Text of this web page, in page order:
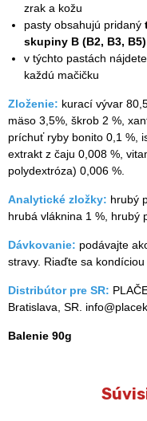
zrak a kožu
pasty obsahujú pridaný
skupiny B (B2, B3, B5)
v týchto pastách
každú mačičku
Zloženie: kurací vývar
mäso 3,5%, škrob 2 %,
príchuť ryby bonito 0,1 %,
extrakt z čaju 0,008 %,
polydextróza) 0,006 %.
Analytické zložky: hrubý
hrubá vláknina 1 %, hrubý
Dávkovanie: podávajte
stravy. Riaďte sa kondíciou
Distribútor pre SR:
Bratislava, SR.
Balenie 90g